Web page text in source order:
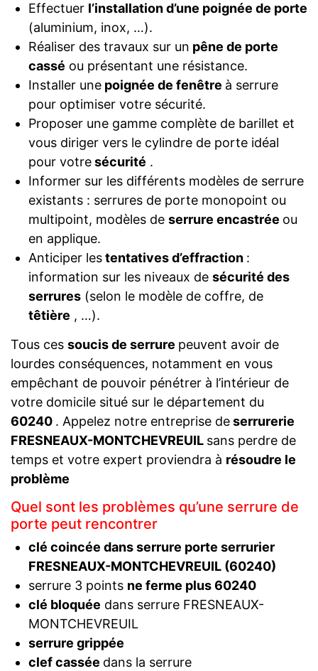
Effectuer l’installation d’une poignée de porte
(aluminium, inox, …).
Réaliser des travaux sur un pêne de porte
cassé ou présentant une résistance.
Installer unepoignée de fenêtre à serrure
pour optimiser votre sécurité.
Proposer une gamme complète de barillet et
vous diriger vers le cylindre de porte idéal
pour votresécurité .
Informer sur les différents modèles de serrure
existants : serrures de porte monopoint ou
multipoint, modèles de serrure encastrée ou
en applique.
Anticiper lestentatives d’effraction :
information sur les niveaux de sécurité des
serrures(selon le modèle de coffre, de
têtière , …).
Tous ces soucis de serrure peuvent avoir de
lourdes conséquences, notamment en vous
empêchant de pouvoir pénétrer à l’intérieur de
votre domicile situé sur le département du
60240 . Appelez notre entreprise deserrurerie
FRESNEAUX-MONTCHEVREUIL sans perdre de
temps et votre expert proviendra à résoudre le
problème
Quel sont les problèmes qu’une serrure de
porte peut rencontrer
clé coincée dans serrure porte serrurier
FRESNEAUX-MONTCHEVREUIL (60240)
serrure 3 points ne ferme plus 60240
clé bloquée dans serrure FRESNEAUX-
MONTCHEVREUIL
serrure grippée
clef cassée dans la serrure